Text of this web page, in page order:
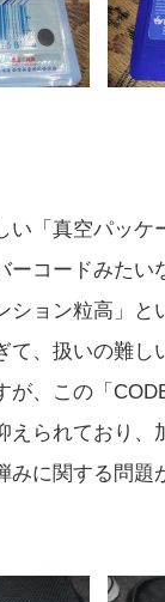
い「真空パッケ
コードみたい
ョン粒高」と
て、扱いの難し
が、この「
えられており、
みに関する問題